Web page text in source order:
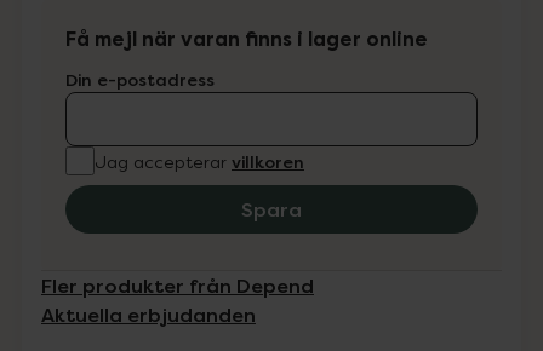
Få mejl när varan finns i lager online
Din e-postadress
Jag accepterar villkoren
Spara
Fler produkter från Depend
Aktuella erbjudanden